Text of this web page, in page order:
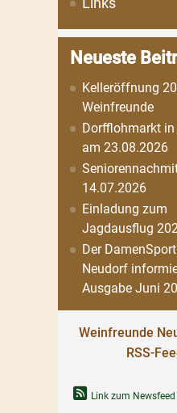
Neueste
Kelleröffnung
Weinfreunde
Dorfflohmarkt
am 23.08.2026
14.07.2026
Einladung zum
Jagdausflug
Der
Neudorf
Ausgabe Juni
Weinfreunde
RSS-
Link zum Newsfeed